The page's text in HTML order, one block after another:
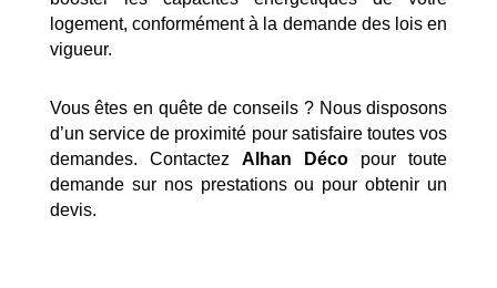
logement, conformément à la demande des lois en
vigueur.
Vous êtes en quête de conseils ? Nous disposons
d’un service de proximité pour satisfaire toutes vos
demandes. Contactez Alhan Déco pour toute
demande sur nos prestations ou pour obtenir un
devis.